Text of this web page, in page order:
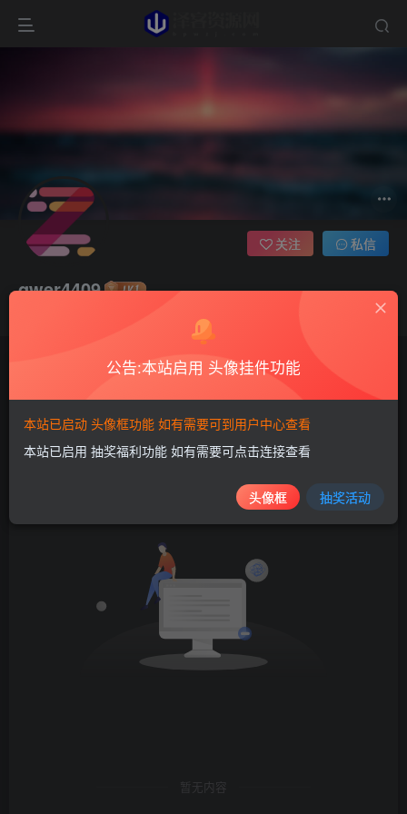
qwer4409
关注 私信
0 评论18 版块0 帖子0 粉丝
文章 0 帖子 0 商品 0
暂无内容
公告:本站启用 头像挂件功能
本站已启动 头像框功能 如有需要可到用户中心查看
本站已启用 抽奖福利功能 如有需要可点击连接查看
头像框 抽奖活动